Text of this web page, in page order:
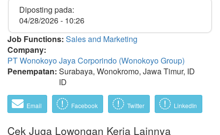
Diposting pada:
04/28/2026 - 10:26
Job Functions: Sales and Marketing
Company:
PT Wonokoyo Jaya Corporindo (Wonokoyo Group)
Penempatan: Surabaya, Wonokromo, Jawa Timur, ID
ID
Email Facebook Twitter LinkedIn
Cek Juga Lowongan Kerja Lainnya